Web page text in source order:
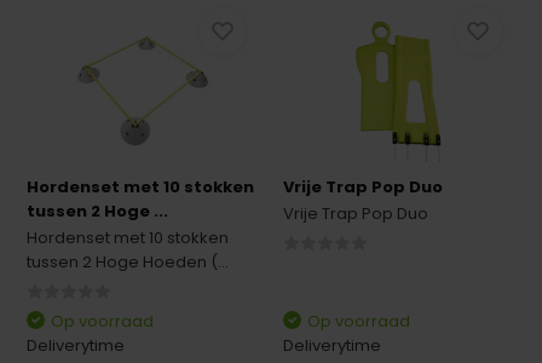
Hordenset met 10 stokken
tussen 2 Hoge ...
Hordenset met 10 stokken
tussen 2 Hoge Hoeden (...
Op voorraad
Deliverytime
Vrije Trap Pop Duo
Vrije Trap Pop Duo
Op voorraad
Deliverytime